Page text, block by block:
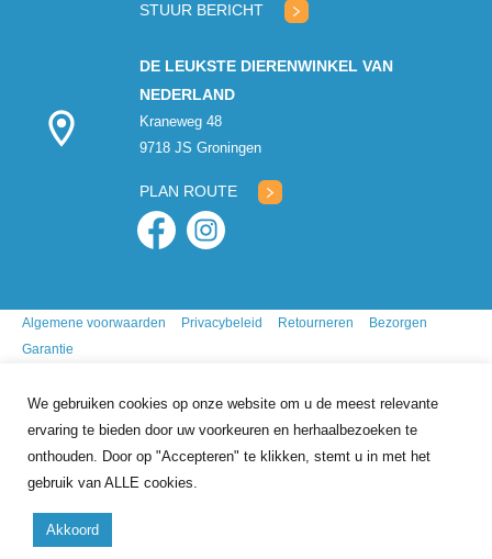
We gebruiken cookies op onze website om u de meest relevante
ervaring te bieden door uw voorkeuren en herhaalbezoeken te
onthouden. Door op "Accepteren" te klikken, stemt u in met het
gebruik van ALLE cookies.
Akkoord
STUUR BERICHT
DE LEUKSTE DIERENWINKEL VAN
NEDERLAND
Kraneweg 48
9718 JS Groningen
PLAN ROUTE
Algemene voorwaarden Privacybeleid Retourneren
Bezorgen
Garantie
Copyright 2026 Mr. Animal